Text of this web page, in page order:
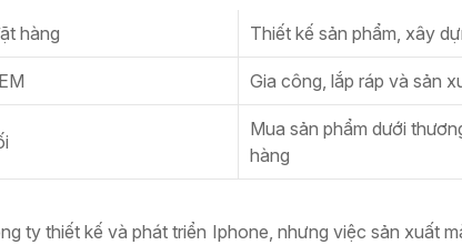
hàng Thiết kế sản phẩm, xây
Gia công, lắp ráp và sản
Mua sản phẩm dưới
hàng
ty thiết kế và phát triển Iphone, nhưng việc sản xuất